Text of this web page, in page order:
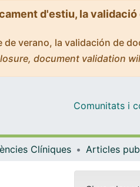
d'estiu, la
de verano, la validación de
document validation
Comunitats i
Clíniques